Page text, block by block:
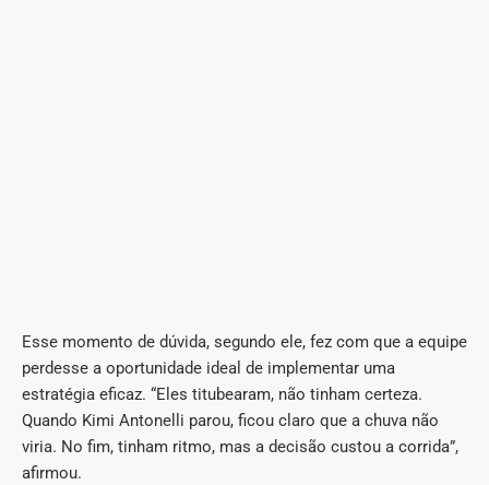
Esse momento de dúvida, segundo ele, fez com que a equipe
perdesse a oportunidade ideal de implementar uma
estratégia eficaz. “Eles titubearam, não tinham certeza.
Quando Kimi Antonelli parou, ficou claro que a chuva não
viria. No fim, tinham ritmo, mas a decisão custou a corrida”,
afirmou.